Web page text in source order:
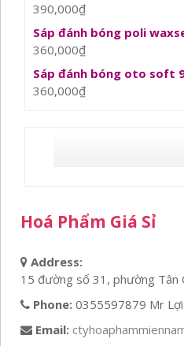
390,000₫
Sáp đánh bóng poli
360,000₫
Sáp đánh bóng oto soft
360,000₫
Hoá Phẩm Giá Sỉ
Address:
15 đường số 31, phường Tân
Phone: 0355597879 Mr Lợi
Email: